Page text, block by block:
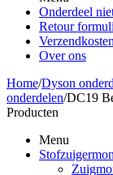
Onderdeel
Retour
Verzendkosten
Over ons
Home/Dyson
onderdelen/DC19
Producten
Menu